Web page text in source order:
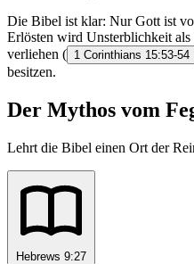
Die Bibel ist klar: Nur Gott ist
Erlösten wird Unsterblichkeit
verliehen ( 1 Corinthians 15:53-54
besitzen.
Der Mythos vom
Lehrt die Bibel einen Ort der
Hebrews 9:27